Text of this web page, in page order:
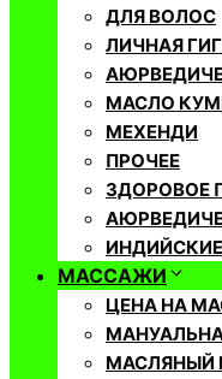
ДЛЯ ВОЛОС
ЛИЧНАЯ
МАСЛО
МЕХЕНДИ
ПРОЧЕЕ
ЗДОРОВОЕ
МАССАЖИ
ЦЕНА НА
МАСЛЯНЫЙ